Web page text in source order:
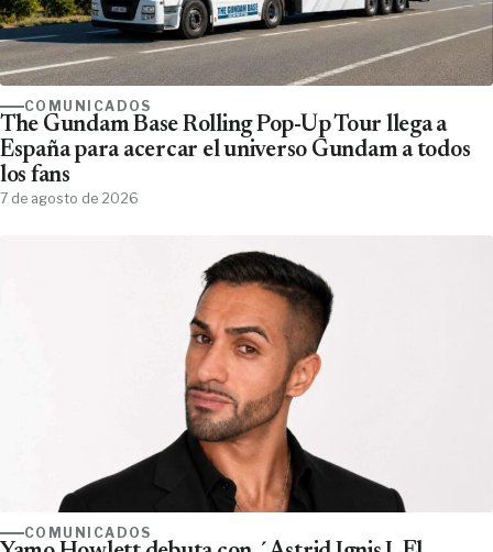
COMUNICADOS
The Gundam Base Rolling Pop-Up Tour llega a
España para acercar el universo Gundam a todos
los fans
7 de agosto de 2026
COMUNICADOS